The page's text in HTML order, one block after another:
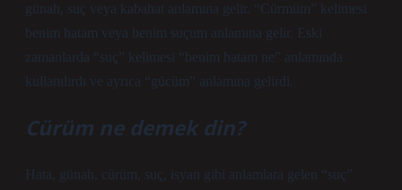
günah, suç veya kabahat anlamına gelir. “Cürmüm” kelimesi
benim hatam veya benim suçum anlamına gelir. Eski
zamanlarda “suç” kelimesi “benim hatam ne” anlamında
kullanılırdı ve ayrıca “gücüm” anlamına gelirdi.
Cürüm ne demek din?
Hata, günah, cürüm, suç, isyan gibi anlamlara gelen “suç”